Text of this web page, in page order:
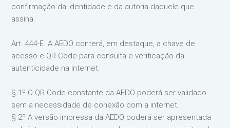
confirmação da identidade e da autoria daquele que
assina.
Art. 444-E. A AEDO conterá, em destaque, a chave de
acesso e QR Code para consulta e verificação da
autenticidade na internet.
§ 1º O QR Code constante da AEDO poderá ser validado
sem a necessidade de conexão com a internet.
§ 2º A versão impressa da AEDO poderá ser apresentada